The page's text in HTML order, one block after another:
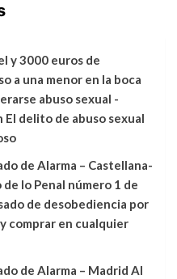
y 3000 euros de
a una menor en la boca
abuso sexual -
El delito de abuso sexual
de Alarma – Castellana-
de lo Penal número 1 de
de desobediencia por
comprar en cualquier
de Alarma – Madrid Al